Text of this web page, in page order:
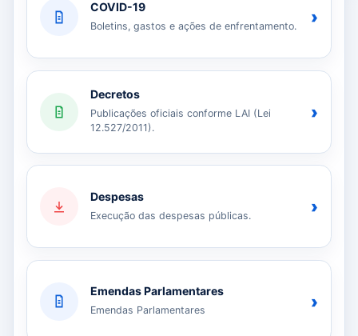
COVID-19
Boletins, gastos e ações de enfrentamento. ›
Decretos
Publicações oficiais conforme LAI (Lei
12.527/2011).
›
Despesas
Execução das despesas públicas. ›
Emendas Parlamentares
Emendas Parlamentares ›